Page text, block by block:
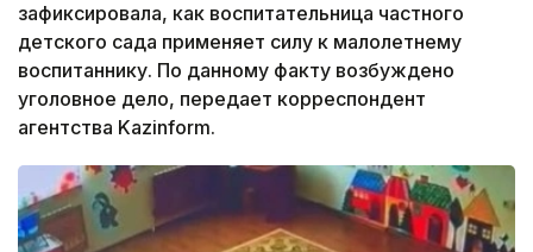
зафиксировала, как воспитательница частного
детского сада применяет силу к малолетнему
воспитаннику. По данному факту возбуждено
уголовное дело, передает корреспондент
агентства Kazinform.